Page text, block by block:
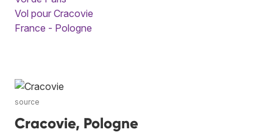
Vol pour Cracovie
France - Pologne
source
Cracovie, Pologne